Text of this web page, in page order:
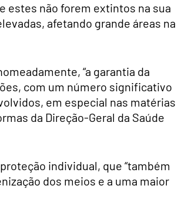
estes não forem extintos na sua
afetando grande áreas na
“a garantia da
com um número significativo
em especial nas matérias
da Direção-Geral da Saúde
individual, que “também
dos meios e a uma maior